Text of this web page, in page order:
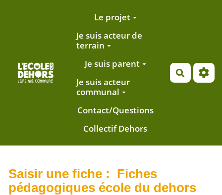
Aller au contenu principalLe projet
Je suis acteur de
terrain
Je suis parent
Je suis acteur
communal
Contact/Questions
Collectif Dehors
Saisir une fiche : Fiches
pédagogiques école du dehors